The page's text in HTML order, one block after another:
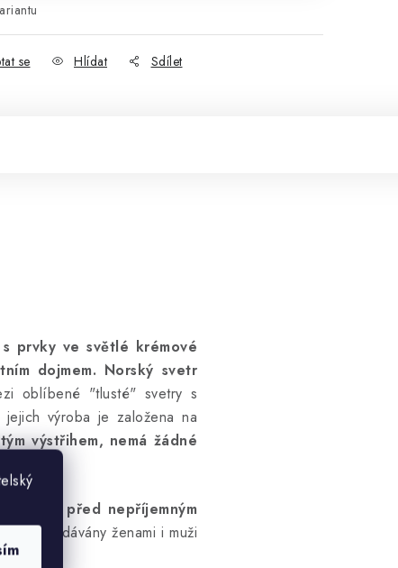
se Hlídat Sdílet
prvky ve světlé krémové
dojmem. Norský svetr
oblíbené "tlusté" svetry s
výroba je založena na
výstřihem, nemá žádné
uchrání před nepříjemným
vyhledávány ženami i muži